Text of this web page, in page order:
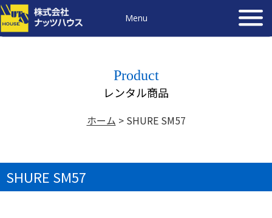
Menu
Product
レンタル商品
ホーム > SHURE SM57
SHURE SM57